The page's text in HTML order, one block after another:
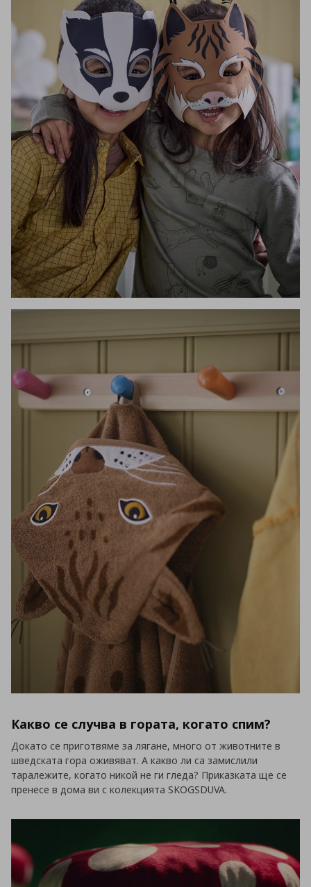
Какво се случва в гората, когато спим?
Докато се приготвяме за лягане, много от животните в
шведската гора оживяват. А какво ли са замислили
таралежите, когато никой не ги гледа? Приказката ще се
пренесе в дома ви с колекцията SKOGSDUVA.